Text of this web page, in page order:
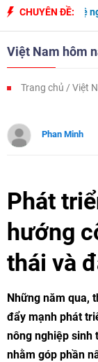
CHUYÊN ĐỀ:
hệ ngoại giao
Việt Nam hôm
Trang chủ Việt
Phan Minh
Phát
hướng
thái và
Những năm qua,
đẩy mạnh phát
nông nghiệp sinh
nhằm góp phần